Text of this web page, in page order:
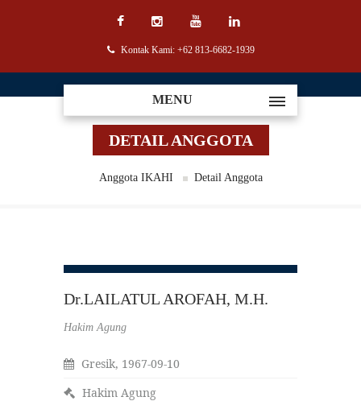
Kontak Kami: +62 813-6682-1939
MENU
DETAIL ANGGOTA
Anggota IKAHI Detail Anggota
Dr.LAILATUL AROFAH, M.H.
Hakim Agung
Gresik, 1967-09-10
Hakim Agung